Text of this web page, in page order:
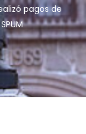
pagos de